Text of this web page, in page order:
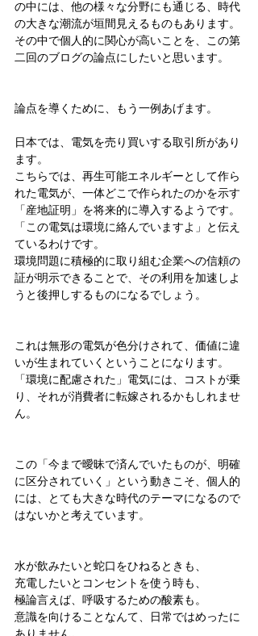
の中には、他の様々な分野にも通じる、時代
の大きな潮流が垣間見えるものもあります。
その中で個人的に関心が高いことを、この第
二回のブログの論点にしたいと思います。
論点を導くために、もう一例あげます。
日本では、電気を売り買いする取引所があり
ます。
こちらでは、再生可能エネルギーとして作ら
れた電気が、一体どこで作られたのかを示す
「産地証明」を将来的に導入するようです。
「この電気は環境に絡んでいますよ」と伝え
ているわけです。
環境問題に積極的に取り組む企業への信頼の
証が明示できることで、その利用を加速しよ
うと後押しするものになるでしょう。
これは無形の電気が色分けされて、価値に違
いが生まれていくということになります。
「環境に配慮された」電気には、コストが乗
り、それが消費者に転嫁されるかもしれませ
ん。
この「今まで曖昧で済んでいたものが、明確
に区分されていく」という動きこそ、個人的
には、とても大きな時代のテーマになるので
はないかと考えています。
水が飲みたいと蛇口をひねるときも、
充電したいとコンセントを使う時も、
極論言えば、呼吸するための酸素も。
意識を向けることなんて、日常ではめったに